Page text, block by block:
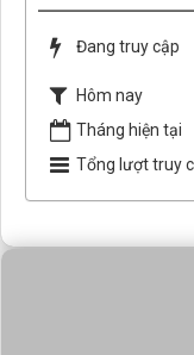
Đang truy cập
Hôm nay
Tháng hiện tại
Tổng lượt truy